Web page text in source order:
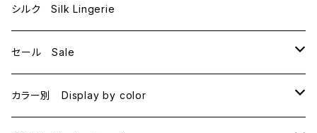
E70
シルク Silk Lingerie
セール Sale
B70
カラー別 Display by color